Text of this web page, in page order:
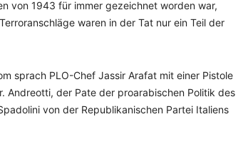
von 1943 für immer gezeichnet worden war,
waren in der Tat nur ein Teil der
sprach PLO-Chef Jassir Arafat mit einer Pistole
Andreotti, der Pate der proarabischen Politik des
von der Republikanischen Partei Italiens